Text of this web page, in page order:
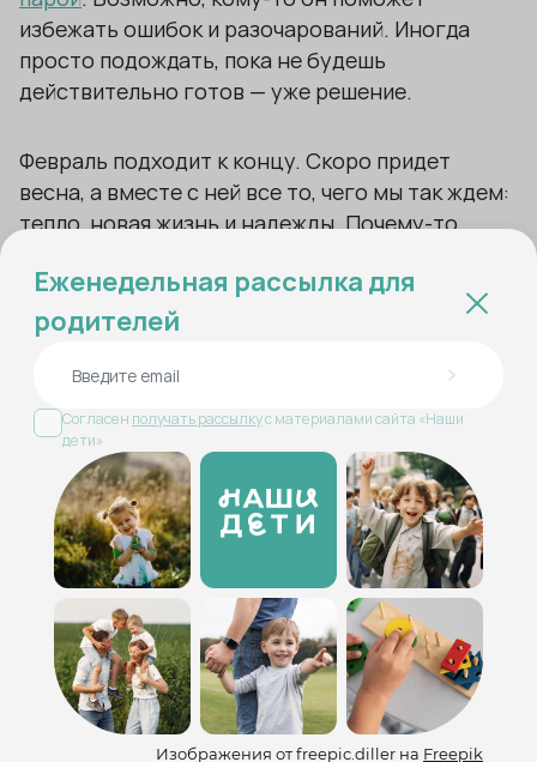
избежать ошибок и разочарований. Иногда
просто подождать, пока не будешь
действительно готов — уже решение.
Февраль подходит к концу. Скоро придет
весна, а вместе с ней все то, чего мы так ждем:
тепло, новая жизнь и надежды. Почему-то
Но пусть оставшиеся недели зимы будут
Пусть будет с кем поделиться своим теплом.
Мы желаем вам чудесных выходных, друзья.
Поддержки, понимания, домашнего уюта,
здоровья и сил дождаться весны.
Берегите друг друга.
Всегда ваши,
Еженедельная рассылка для
родителей
Согласен получать рассылкус материалами сайта «Наши
дети»
Изображения от freepic.diller на Freepik